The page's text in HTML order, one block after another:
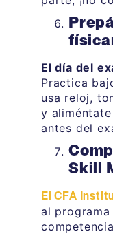
El día del
Practica
usa reloj,
y
antes del
Skill
El CFA
al